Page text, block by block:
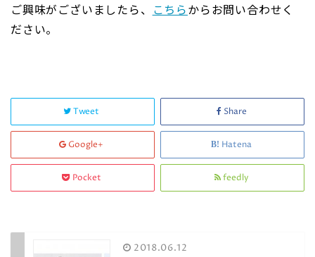
ご興味がございましたら、 こちらからお問い合わせく
ださい。
Tweet Share
Google+ Hatena
Pocket feedly
2018.06.12